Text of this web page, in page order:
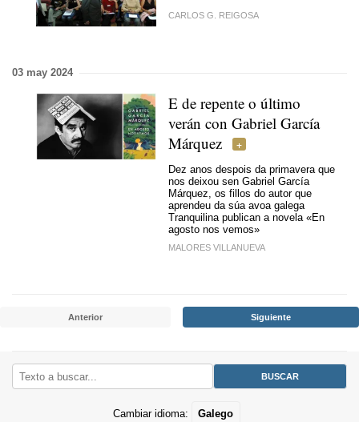
CARLOS G. REIGOSA
03 may 2024
E de repente o último
verán con Gabriel García
Márquez
Dez anos despois da primavera que
nos deixou sen Gabriel García
Márquez, os fillos do autor que
aprendeu da súa avoa galega
Tranquilina publican a novela «En
agosto nos vemos»
MALORES VILLANUEVA
Anterior Siguiente
Cambiar idioma: Galego